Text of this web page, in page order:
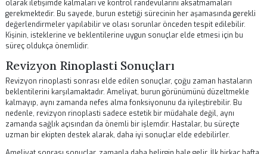
Revizyon rinoplasti sonrası bakım, başarılı bir sonuç elde etmek için
derece önemlidir. Ameliyat sonrasında, burunun korunması ve
sürecinin desteklenmesi için belirli kurallara uyulması gerekmektedir.
Hastaların, burun bölgesine doğrudan baskı yapmamaları ve fiziksel
olarak kullanmak da önemli bir adımdır.
Burun estetiği sonrası şişlik ve morluklar kaçınılmazdır. Bu durum,
kendiliğinden geçecektir. Ancak hastaların, bu süreçte soğuk kompres
uygulamaları yaparak şişlikleri azaltmaları mümkündür. Ayrıca, burun
temizliğine dikkat etmek de iyileşme sürecini olumlu yönde
Burun içi hijyeninin sağlanması, enfeksiyon riskini azaltır ve hızlı bir
iyileşme sağlar.